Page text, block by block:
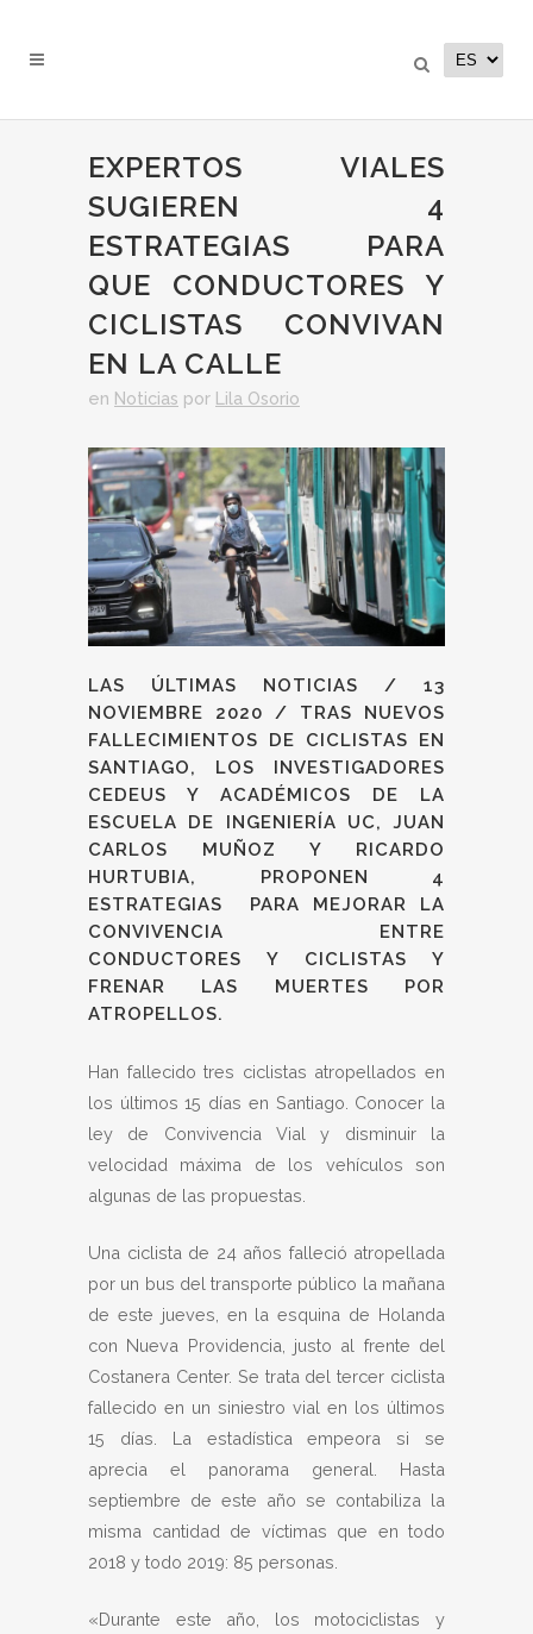
EXPERTOS VIALES
SUGIEREN 4
ESTRATEGIAS PARA
QUE CONDUCTORES Y
CICLISTAS CONVIVAN
EN LA CALLE
en Noticias por Lila Osorio
LAS ÚLTIMAS NOTICIAS / 13
NOVIEMBRE 2020 / TRAS NUEVOS
FALLECIMIENTOS DE CICLISTAS EN
SANTIAGO, LOS INVESTIGADORES
CEDEUS Y ACADÉMICOS DE LA
ESCUELA DE INGENIERÍA UC, JUAN
CARLOS MUÑOZ Y RICARDO
HURTUBIA, PROPONEN 4
ESTRATEGIAS PARA MEJORAR LA
CONVIVENCIA ENTRE
CONDUCTORES Y CICLISTAS Y
FRENAR LAS MUERTES POR
ATROPELLOS.
Han fallecido tres ciclistas atropellados en
los últimos 15 días en Santiago. Conocer la
ley de Convivencia Vial y disminuir la
velocidad máxima de los vehículos son
algunas de las propuestas.
Una ciclista de 24 años falleció atropellada
por un bus del transporte público la mañana
de este jueves, en la esquina de Holanda
con Nueva Providencia, justo al frente del
Costanera Center. Se trata del tercer ciclista
fallecido en un siniestro vial en los últimos
15 días. La estadística empeora si se
aprecia el panorama general. Hasta
septiembre de este año se contabiliza la
misma cantidad de víctimas que en todo
2018 y todo 2019: 85 personas.
«Durante este año, los motociclistas y